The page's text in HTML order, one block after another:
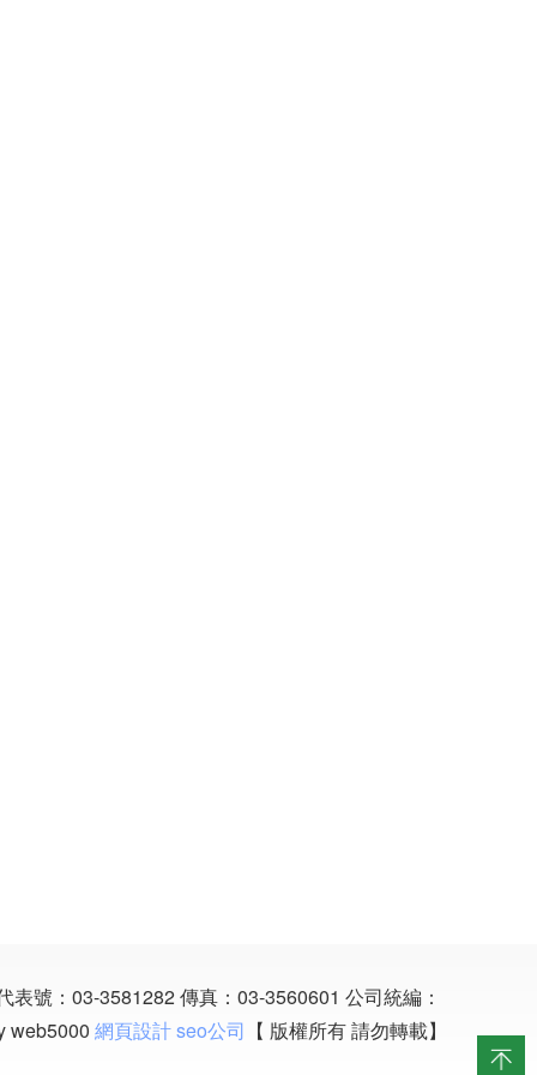
表號：03-3581282傳真：03-3560601 公司統編：
web5000 網頁設計seo公司 【 版權所有 請勿轉載】